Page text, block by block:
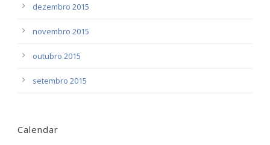
dezembro 2015
novembro 2015
outubro 2015
setembro 2015
Calendar